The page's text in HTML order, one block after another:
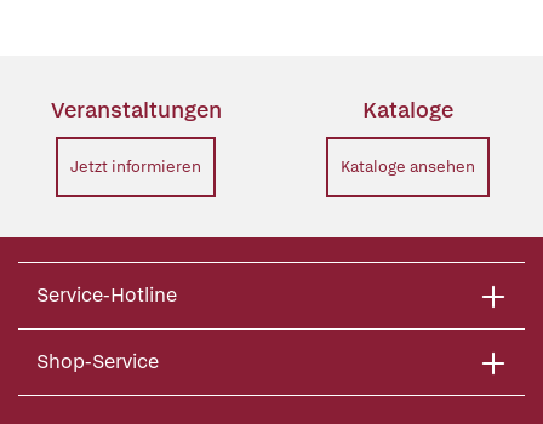
Veranstaltungen
Jetzt informieren
Kataloge
Kataloge ansehen
Service-Hotline
Shop-Service